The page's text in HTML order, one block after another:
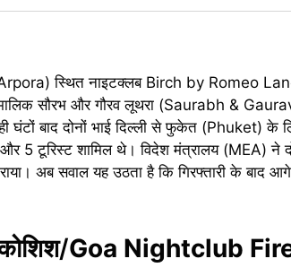
(Arpora) स्थित नाइटक्लब Birch by Romeo
सौरभ और गौरव लूथरा (Saurabh &
बाद दोनों भाई दिल्ली से फुकेत (Phuket) के
5 टूरिस्ट शामिल थे। विदेश मंत्रालय (MEA) ने
अब सवाल यह उठता है कि गिरफ्तारी के बाद आगे
Goa Nightclub